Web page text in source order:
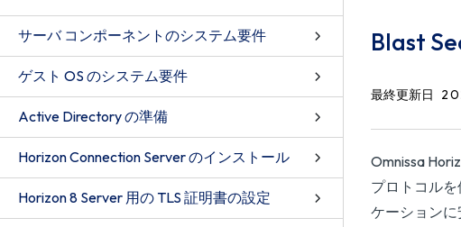
サーバ コンポーネントのシステム要件
ゲスト OS のシステム要件
Active Directory の準備
Horizon Connection Server のインストール
Horizon 8 Server 用の TLS 証明書の設定
Blast
最終更新日
Omnissa
プロトコル
ケーションに